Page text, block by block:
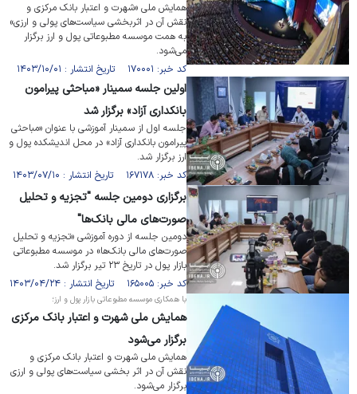
همایش ملی «شهرت و اعتبار بانک مرکزی و
نقش آن در اثربخشی سیاست‌های پولی و ارزی»
به همت موسسه مطبوعاتی پول و ارز برگزار
می‌شود.
کد خبر: ۱۷۰۰۰۱ تاریخ انتشار : ۱۴۰۳/۱۰/۰۱
اولین جلسه سمینار «مباحثی پیرامون
بانکداری آزاد» برگزار شد
جلسه اول از سمینار آموزشی با عنوان «مباحثی
پیرامون بانکداری آزاد» در محل اندیشکده پول و
ارز برگزار شد.
کد خبر: ۱۶۷۱۷۸ تاریخ انتشار : ۱۴۰۳/۰۷/۱۰
برگزاری دومین جلسه "تجزیه و تحلیل
صورت‌های مالی بانک‌ها"
دومین جلسه از دوره آموزشی «تجزیه و تحلیل
صورت‌های مالی بانک‌ها» در موسسه مطبوعاتی
بازار پول در تاریخ ۲۳ تیر برگزار شد.
کد خبر: ۱۶۵۰۰۵ تاریخ انتشار : ۱۴۰۳/۰۴/۲۴
با همکاری موسسه مطبوعاتی بازار پول و ارز؛
همایش ملی شهرت و اعتبار بانک مرکزی
برگزار می‌شود
همایش ملی شهرت و اعتبار بانک مرکزی و
نقش آن در اثر بخشی سیاست‌های پولی و ارزی
برگزار می‌شود.